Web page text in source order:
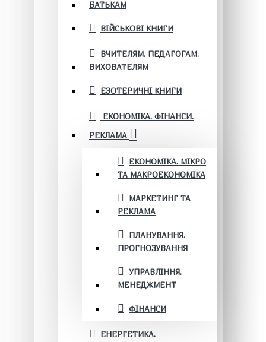
БАТЬКАМ
ВІЙСЬКОВІ КНИГИ
ВЧИТЕЛЯМ. ПЕДАГОГАМ.
ВИХОВАТЕЛЯМ
ЕЗОТЕРИЧНІ КНИГИ
ЕКОНОМІКА. ФІНАНСИ.
РЕКЛАМА
ЕКОНОМІКА. МІКРО
ТА МАКРОЕКОНОМІКА
МАРКЕТИНГ ТА
РЕКЛАМА
ПЛАНУВАННЯ.
ПРОГНОЗУВАННЯ
УПРАВЛІННЯ.
МЕНЕДЖМЕНТ
ФІНАНСИ
ЕНЕРГЕТИКА.